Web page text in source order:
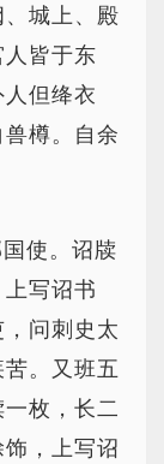
城上、殿
皆于东
但绛衣
樽。自余
使。诏牍
写诏书
问刺史太
。又班五
枚，长二
，上写诏